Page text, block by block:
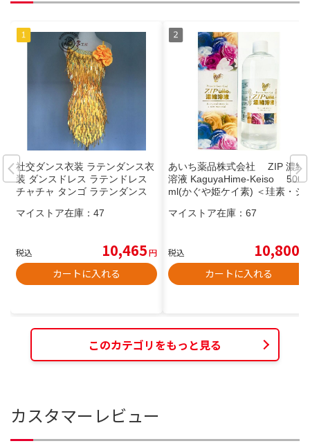
社交ダンス衣装 ラテンダンス衣
装 ダンスドレス ラテンドレス
チャチャ タンゴ ラテンダンス
ンドレス ダンス衣装
マイストア在庫： 47
税込 10,465円
カートに入れる
あいち薬品株式会社 ZIP 濃縮
溶液 KaguyaHime-Keiso 500
ml(かぐや姫ケイ素) ＜珪素・シ
マイストア在庫： 67
税込 10,800
カートに入れる
このカテゴリをもっと見る
カスタマーレビュー